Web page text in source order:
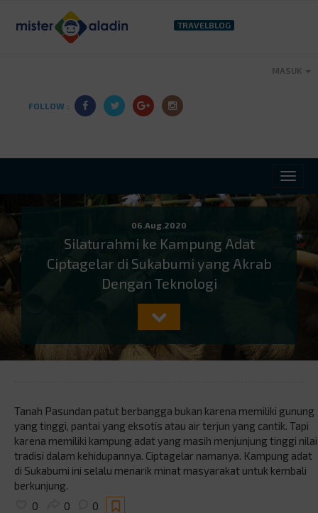
TRAVELBLOG
FOLLOW :
MASUK
06.Aug.2020
Silaturahmi ke Kampung Adat
Ciptagelar di Sukabumi yang Akrab
Dengan Teknologi
Tanah Pasundan patut berbangga bukan karena memiliki gunung
yang tinggi, pantai yang eksotis atau air terjun yang cantik. Tapi
karena memiliki kampung adat yang masih menjunjung tinggi nilai
tradisi dalam kehidupannya. Ciptagelar namanya. Kampung adat
di Sukabumi ini selalu menarik minat masyarakat untuk kembali
berkunjung.
0
0 0